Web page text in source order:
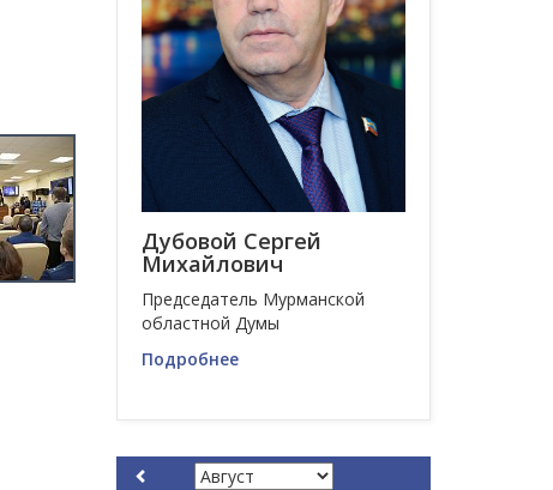
Дубовой Сергей
Михайлович
Председатель Мурманской
областной Думы
Подробнее